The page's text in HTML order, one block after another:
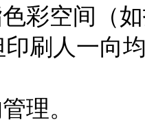
空间（如
刷人一向
理。